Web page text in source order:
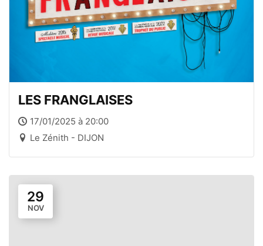
LES FRANGLAISES
17/01/2025 à 20:00
Le Zénith - DIJON
29
NOV